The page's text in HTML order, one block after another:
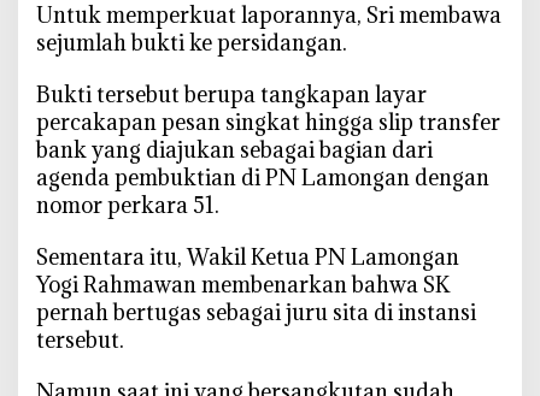
‎Untuk memperkuat laporannya, Sri membawa
sejumlah bukti ke persidangan.
‎Bukti tersebut berupa tangkapan layar
percakapan pesan singkat hingga slip transfer
bank yang diajukan sebagai bagian dari
agenda pembuktian di PN Lamongan dengan
nomor perkara 51.
‎Sementara itu, Wakil Ketua PN Lamongan
Yogi Rahmawan membenarkan bahwa SK
pernah bertugas sebagai juru sita di instansi
tersebut.